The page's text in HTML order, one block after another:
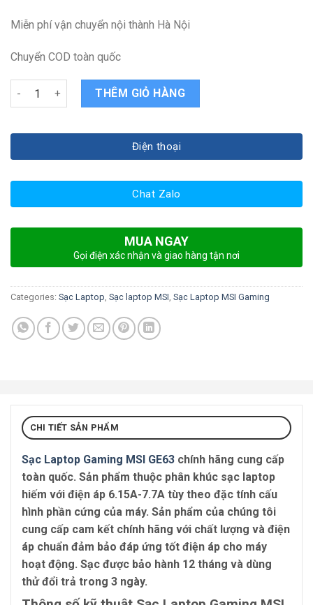
Miễn phí vận chuyển nội thành Hà Nội
Chuyển COD toàn quốc
Sạc Laptop Gaming MSI GE63 quantity
THÊM GIỎ HÀNG
Điện thoại
Chat Zalo
MUA NGAY
Gọi điện xác nhận và giao hàng tận nơi
Categories: Sạc Laptop, Sạc laptop MSI, Sạc Laptop MSI Gaming
CHI TIẾT SẢN PHẨM
Sạc Laptop Gaming MSI GE63 chính hãng cung cấp
toàn quốc. Sản phẩm thuộc phân khúc sạc laptop
hiếm với điện áp 6.15A-7.7A tùy theo đặc tính cấu
hình phần cứng của máy. Sản phẩm của chúng tôi
cung cấp cam kết chính hãng với chất lượng và điện
áp chuẩn đảm bảo đáp ứng tốt điện áp cho máy
hoạt động. Sạc được bảo hành 12 tháng và dùng
thử đổi trả trong 3 ngày.